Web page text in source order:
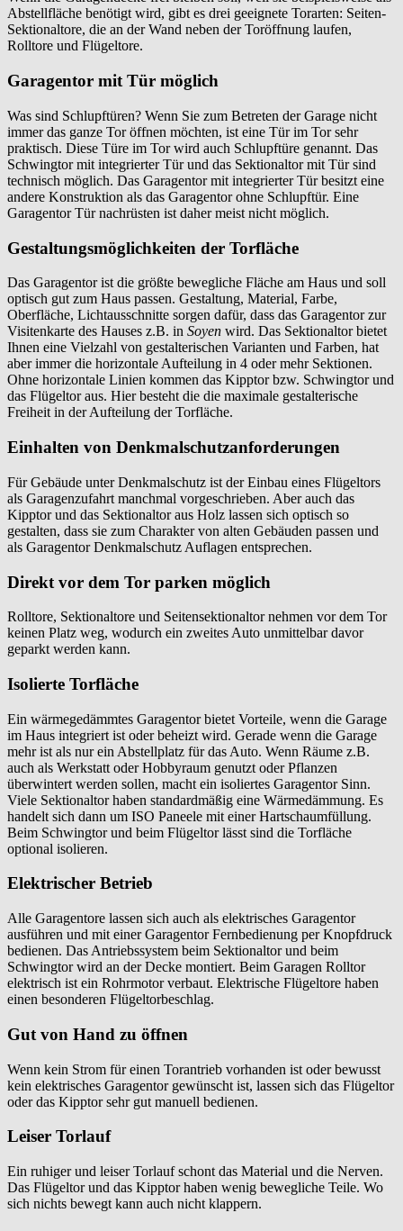
Abstellfläche benötigt wird, gibt es drei geeignete Torarten: Seiten-
Sektionaltore, die an der Wand neben der Toröffnung laufen,
Rolltore und Flügeltore.
Garagentor mit Tür möglich
Was sind Schlupftüren? Wenn Sie zum Betreten der Garage nicht
immer das ganze Tor öffnen möchten, ist eine Tür im Tor sehr
praktisch. Diese Türe im Tor wird auch Schlupftüre genannt. Das
Schwingtor mit integrierter Tür und das Sektionaltor mit Tür sind
technisch möglich. Das Garagentor mit integrierter Tür besitzt eine
andere Konstruktion als das Garagentor ohne Schlupftür. Eine
Garagentor Tür nachrüsten ist daher meist nicht möglich.
Gestaltungsmöglichkeiten der Torfläche
Das Garagentor ist die größte bewegliche Fläche am Haus und soll
optisch gut zum Haus passen. Gestaltung, Material, Farbe,
Oberfläche, Lichtausschnitte sorgen dafür, dass das Garagentor zur
Visitenkarte des Hauses z.B. in Soyen wird. Das Sektionaltor bietet
Ihnen eine Vielzahl von gestalterischen Varianten und Farben, hat
aber immer die horizontale Aufteilung in 4 oder mehr Sektionen.
Ohne horizontale Linien kommen das Kipptor bzw. Schwingtor und
das Flügeltor aus. Hier besteht die die maximale gestalterische
Freiheit in der Aufteilung der Torfläche.
Einhalten von Denkmalschutzanforderungen
Für Gebäude unter Denkmalschutz ist der Einbau eines Flügeltors
als Garagenzufahrt manchmal vorgeschrieben. Aber auch das
Kipptor und das Sektionaltor aus Holz lassen sich optisch so
gestalten, dass sie zum Charakter von alten Gebäuden passen und
als Garagentor Denkmalschutz Auflagen entsprechen.
Direkt vor dem Tor parken möglich
Rolltore, Sektionaltore und Seitensektionaltor nehmen vor dem Tor
keinen Platz weg, wodurch ein zweites Auto unmittelbar davor
geparkt werden kann.
Isolierte Torfläche
Ein wärmegedämmtes Garagentor bietet Vorteile, wenn die Garage
im Haus integriert ist oder beheizt wird. Gerade wenn die Garage
mehr ist als nur ein Abstellplatz für das Auto. Wenn Räume z.B.
auch als Werkstatt oder Hobbyraum genutzt oder Pflanzen
überwintert werden sollen, macht ein isoliertes Garagentor Sinn.
Viele Sektionaltor haben standardmäßig eine Wärmedämmung. Es
handelt sich dann um ISO Paneele mit einer Hartschaumfüllung.
Beim Schwingtor und beim Flügeltor lässt sind die Torfläche
optional isolieren.
Elektrischer Betrieb
Alle Garagentore lassen sich auch als elektrisches Garagentor
ausführen und mit einer Garagentor Fernbedienung per Knopfdruck
bedienen. Das Antriebssystem beim Sektionaltor und beim
Schwingtor wird an der Decke montiert. Beim Garagen Rolltor
elektrisch ist ein Rohrmotor verbaut. Elektrische Flügeltore haben
einen besonderen Flügeltorbeschlag.
Gut von Hand zu öffnen
Wenn kein Strom für einen Torantrieb vorhanden ist oder bewusst
kein elektrisches Garagentor gewünscht ist, lassen sich das Flügeltor
oder das Kipptor sehr gut manuell bedienen.
Leiser Torlauf
Ein ruhiger und leiser Torlauf schont das Material und die Nerven.
Das Flügeltor und das Kipptor haben wenig bewegliche Teile. Wo
sich nichts bewegt kann auch nicht klappern.